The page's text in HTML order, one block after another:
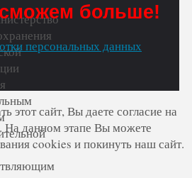
больше!
персональных данных
этот сайт, Вы даете согласие на
На данном этапе Вы можете
cookies и покинуть наш сайт.